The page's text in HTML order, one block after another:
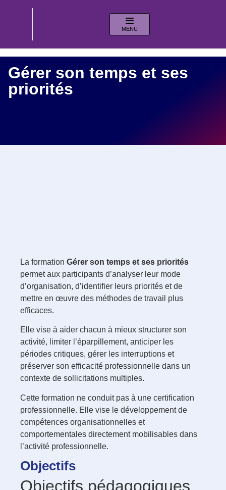
MENU
Gérer son temps et ses
priorités
La formation Gérer son temps et ses priorités
permet aux participants d’analyser leur mode
d’organisation, d’identifier leurs priorités et de
mettre en œuvre des méthodes de travail plus
efficaces.
Elle vise à aider chacun à mieux structurer son
activité, limiter l’éparpillement, anticiper les
périodes critiques, gérer les interruptions et
préserver son efficacité professionnelle dans un
contexte de sollicitations multiples.
Cette formation ne conduit pas à une certification
professionnelle. Elle vise le développement de
compétences organisationnelles et
comportementales directement mobilisables dans
l’activité professionnelle.
Objectifs
Objectifs pédagogiques